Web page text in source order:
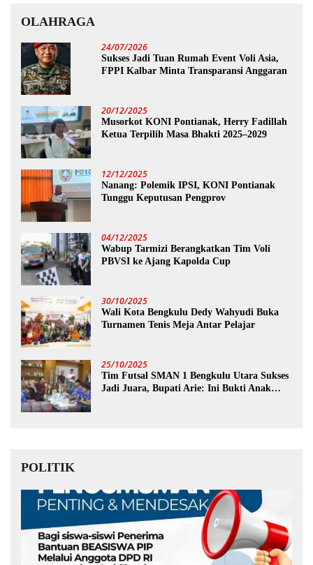
OLAHRAGA
24/07/2026
Sukses Jadi Tuan Rumah Event Voli Asia,
FPPI Kalbar Minta Transparansi Anggaran
20/12/2025
Musorkot KONI Pontianak, Herry Fadillah
Ketua Terpilih Masa Bhakti 2025–2029
12/12/2025
Nanang: Polemik IPSI, KONI Pontianak
Tunggu Keputusan Pengprov
04/12/2025
Wabup Tarmizi Berangkatkan Tim Voli
PBVSI ke Ajang Kapolda Cup
30/10/2025
Wali Kota Bengkulu Dedy Wahyudi Buka
Turnamen Tenis Meja Antar Pelajar
25/10/2025
Tim Futsal SMAN 1 Bengkulu Utara Sukses
Jadi Juara, Bupati Arie: Ini Bukti Anak
POLITIK